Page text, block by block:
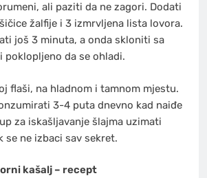
ali paziti da ne zagori. Dodati
žalfije i 3 izmrvljena lista lovora.
još 3 minuta, a onda skloniti sa
da se ohladi.
flaši, na hladnom i tamnom mjestu.
3-4 puta dnevno kad naiđe
za iskašljavanje šlajma uzimati
se ne izbaci sav sekret.
kašalj – recept